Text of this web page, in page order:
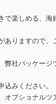
で楽しめる、海
ありますので
弊社パッケージ
込みください。
オプショナルツ